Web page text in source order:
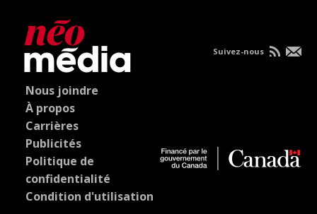
Nous joindre
À propos
Carrières
Publicités
Politique de
confidentialité
Condition d'utilisation
Suivez-nous